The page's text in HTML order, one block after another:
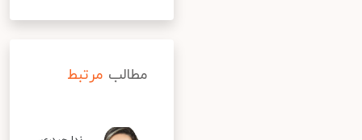
مطالب مرتبط